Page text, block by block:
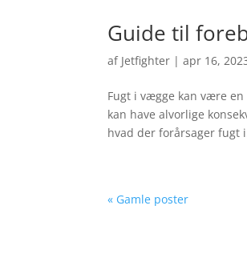
Guide til
af Jetfighter |apr 16,
Fugt i vægge kan være
kan have alvorlige
hvad der forårsager fugt
« Gamle poster